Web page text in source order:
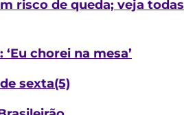
risco de queda; veja todas
chorei na mesa’
sexta(5)